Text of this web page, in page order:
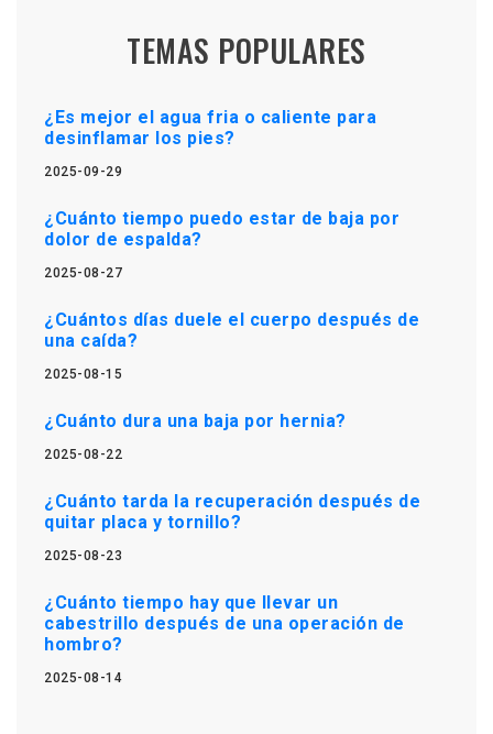
TEMAS POPULARES
¿Es mejor el agua fria o caliente para
desinflamar los pies?
2025-09-29
¿Cuánto tiempo puedo estar de baja por
dolor de espalda?
2025-08-27
¿Cuántos días duele el cuerpo después de
una caída?
2025-08-15
¿Cuánto dura una baja por hernia?
2025-08-22
¿Cuánto tarda la recuperación después de
quitar placa y tornillo?
2025-08-23
¿Cuánto tiempo hay que llevar un
cabestrillo después de una operación de
hombro?
2025-08-14